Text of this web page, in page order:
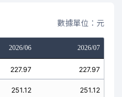
數據單位：元
2026/06 2026/07
227.97 227.97
251.12 251.12